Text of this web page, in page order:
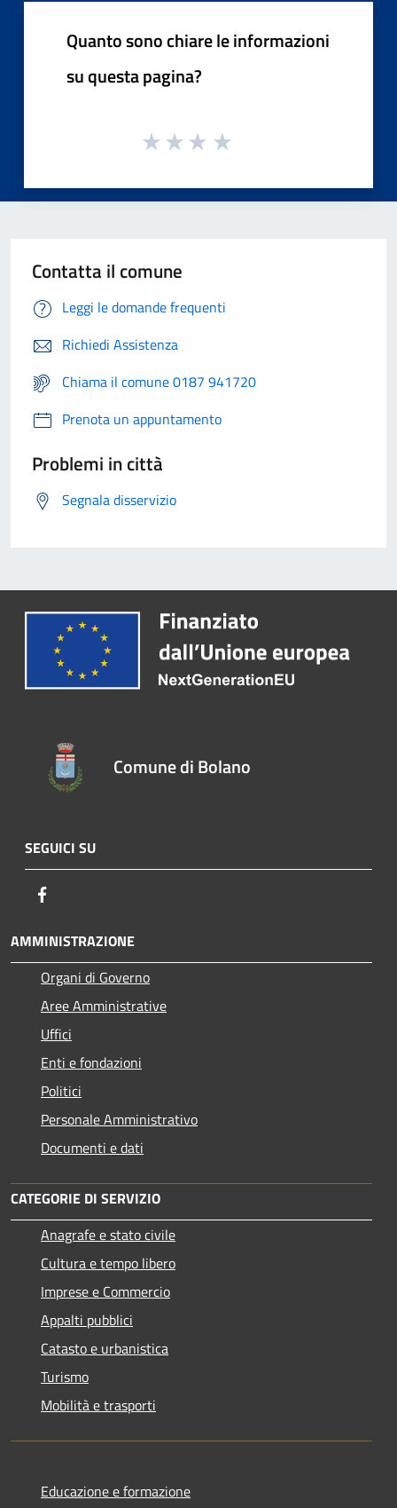
Quanto sono chiare le informazioni
su questa pagina?
Contatta il comune
Leggi le domande frequenti
Richiedi Assistenza
Chiama il comune 0187 941720
Prenota un appuntamento
Problemi in città
Segnala disservizio
Comune di Bolano
SEGUICI SU
AMMINISTRAZIONE
Organi di Governo
Aree Amministrative
Uffici
Enti e fondazioni
Politici
Personale Amministrativo
Documenti e dati
CATEGORIE DI SERVIZIO
Anagrafe e stato civile
Cultura e tempo libero
Imprese e Commercio
Appalti pubblici
Catasto e urbanistica
Turismo
Mobilità e trasporti
Educazione e formazione